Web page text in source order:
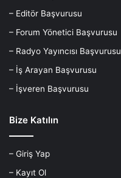
– Editör Başvurusu
– Forum Yönetici Başvurusu
– Radyo Yayıncısı Başvurusu
– İş Arayan Başvurusu
– İşveren Başvurusu
Bize Katılın
– Giriş Yap
– Kayıt Ol